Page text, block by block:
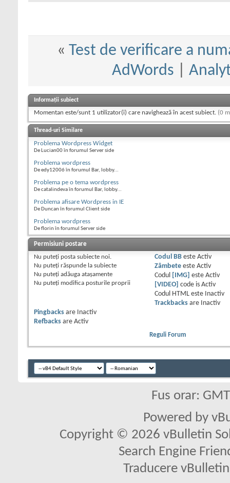
« Test de verificare a
AdWords
Informații subiect
Momentan este/sunt 1 utilizator(i) care navighează în acest subiect. (0
Thread-uri Similare
Problema Wordpress Widget
De Lucian00 în forumul Server side
Problema wordpress
De edy12006 în forumul Bar, lobby...
Problema pe o tema wordpress
De catalindeva în forumul Bar, lobby...
Problema afisare Wordpress in IE
De Duncan în forumul Client side
Problema wordpress
De florin în forumul Server side
Permisiuni postare
Nu puteţi posta subiecte noi.
Nu puteţi răspunde la subiecte
Nu puteţi adăuga ataşamente
Nu puteţi modifica posturile proprii
Codul BBeste Activ
Zâmbeteeste Activ
Codul
[IMG] este Activ
[VIDEO] code is Activ
Codul HTML este
Inactiv
Trackbacksare
Inactiv
Pingbacks are
Inactiv
Refbacks are Activ
Reguli Forum
Fus orar:
Powered by
Copyright © 2026 vBulletin
Search Engine
Traducere